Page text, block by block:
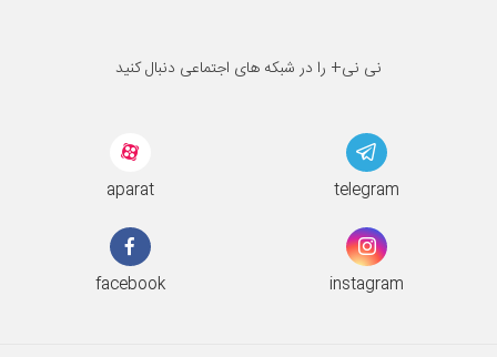
نی نی+ را در شبکه های اجتماعی دنبال کنید
aparat telegram
facebook instagram